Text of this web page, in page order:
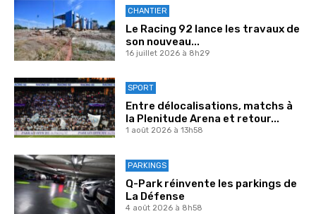
CHANTIER
Le Racing 92 lance les travaux de
son nouveau...
16 juillet 2026 à 8h29
SPORT
Entre délocalisations, matchs à
la Plenitude Arena et retour...
1 août 2026 à 13h58
PARKINGS
Q-Park réinvente les parkings de
La Défense
4 août 2026 à 8h58